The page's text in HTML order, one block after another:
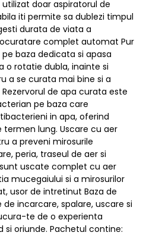
doar aspiratorul de
iti permite sa dublezi timpul
durata de viata a
complet automat Pur
baza dedicata si apasa
o rotatie dubla, inainte si
a se curata mai bine si a
de apa curata este
pe baza care
in apa, oferind
lung. Uscare cu aer
a preveni mirosurile
peria, traseul de aer si
uscate complet cu aer
mucegaiului si a mirosurilor
usor de intretinut Baza de
incarcare, spalare, uscare si
te de o experienta
oriunde. Pachetul contine: